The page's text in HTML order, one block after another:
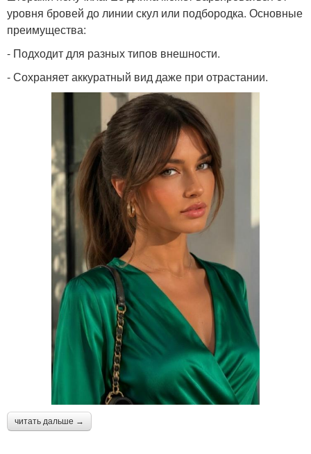
уровня бровей до линии скул или подбородка. Основные
преимущества:
- Подходит для разных типов внешности.
- Сохраняет аккуратный вид даже при отрастании.
читать дальше →